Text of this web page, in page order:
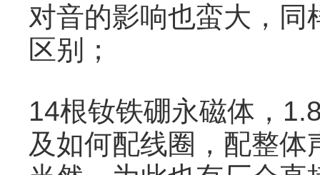
对音的影响也蛮大，
区别；
14根钕铁硼永磁体，
及如何配线圈，配整